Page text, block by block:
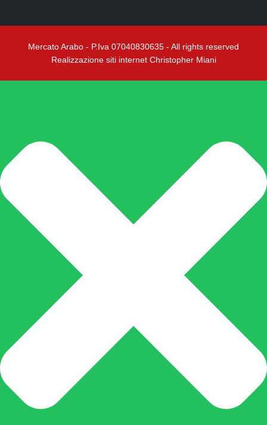
Mercato Arabo - P.Iva 07040830635 - All rights reserved
Realizzazione siti internet Christopher Miani